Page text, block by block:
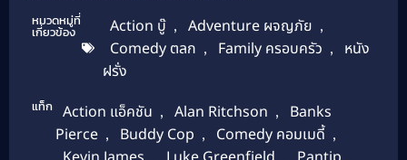
หมวดหมู่ที่
เกี่ยวข้อง Action บู๊ , Adventure ผจญภัย ,
Comedy ตลก , Family ครอบครัว ,
หนัง
ฝรั่ง
แท็ก Action แอ็คชัน , Alan Ritchson ,
Banks
Pierce , Buddy Cop , Comedy คอมเมดี้ ,
, , ,